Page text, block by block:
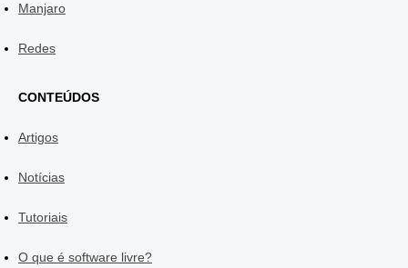
Manjaro
Redes
CONTEÚDOS
Artigos
Notícias
Tutoriais
O que é software livre?